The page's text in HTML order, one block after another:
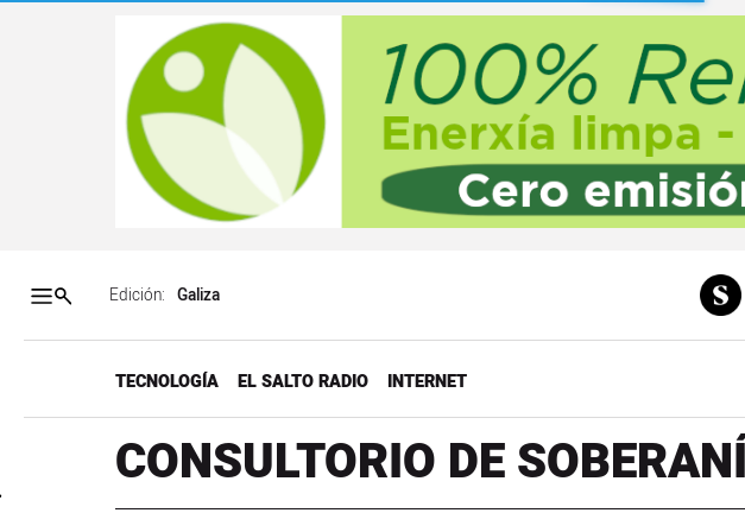
Contenidos portadaAccesibilidad
Edición:
TECNOLOGÍA EL SALTO RADIO INTERNET
CONSULTORIO DE